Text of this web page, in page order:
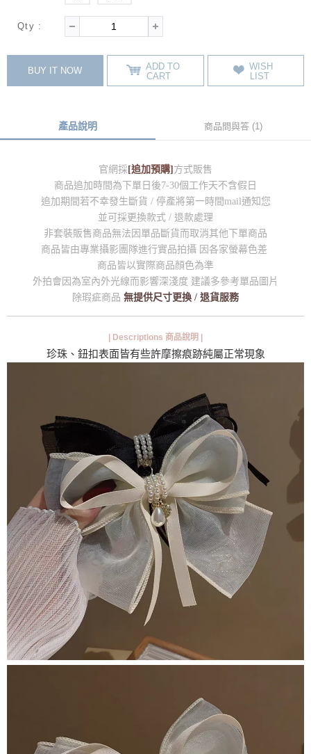
Qty :
BUY IT NOW
ADD TO
CART
WISH
LIST
產品說明 商品問與答 (1)
官網採[追加預購]方式販售
商品追加時間為下單日後7-30個工作天不含假日
追加期間若不幸發生斷貨 / 停產將第一時間mail通知您
並可採更換款式 / 退款處理
非套裝販售商品無法因單品斷貨而取消其他下單商品
商品皆由專業攝影團隊進行實品拍攝 因各家螢幕色差
商品皆以實際商品顏色為準
外拍會因為室內外光線而影響深淺度 建議多參考單品圖片
除瑕疵商品 無提供尺寸更換 / 退貨服務
| Descriptions 商品說明 |
珍珠、鈕扣表面皆有些許摩擦痕跡純屬正常現象